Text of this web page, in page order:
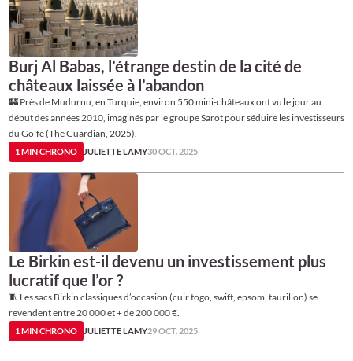
Burj Al Babas, l’étrange destin de la cité de
châteaux laissée à l’abandon
🏰 Près de Mudurnu, en Turquie, environ 550 mini-châteaux ont vu le jour au
début des années 2010, imaginés par le groupe Sarot pour séduire les investisseurs
du Golfe (The Guardian, 2025).
1 MIN CHRONO JULIETTE LAMY30 OCT. 2025
Le Birkin est-il devenu un investissement plus
lucratif que l’or ?
🧵 Les sacs Birkin classiques d’occasion (cuir togo, swift, epsom, taurillon) se
revendent entre 20 000 et + de 200 000 €.
1 MIN CHRONO JULIETTE LAMY29 OCT. 2025